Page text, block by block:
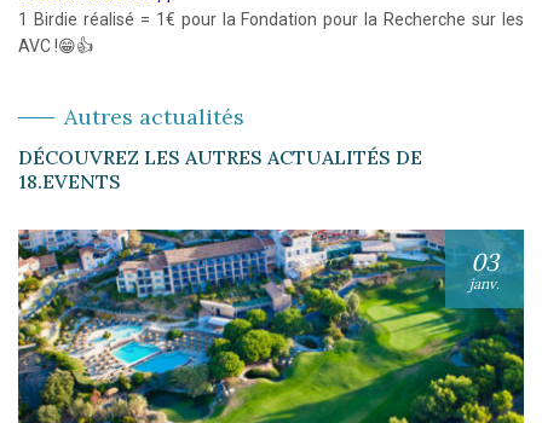
1 Birdie réalisé = 1€ pour la Fondation pour la Recherche sur les
AVC !😁👍
Autres actualités
DÉCOUVREZ LES AUTRES ACTUALITÉS DE
18.EVENTS
03
janv.